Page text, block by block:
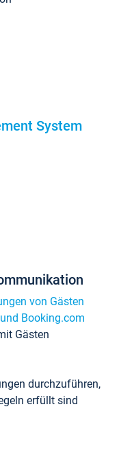
System
von Gästen
Booking.com
Gästen
durchzuführen,
erfüllt sind